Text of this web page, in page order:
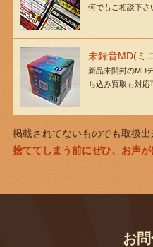
何でもご相談下さ
未録音MD(ミ
新品未開封のMD
ち込み買取も対応
掲載されてないものでも取扱
捨ててしまう前にぜひ、お声
お